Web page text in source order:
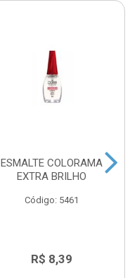
ESMALTE COLORAMA
EXTRA BRILHO
Código: 5461
R$ 8,39